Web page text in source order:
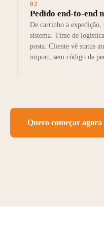
02
Pedido end-to-end
De carrinho a expedição,
sistema. Time de
posta. Cliente vê status
import, sem código de
Quero começar agora